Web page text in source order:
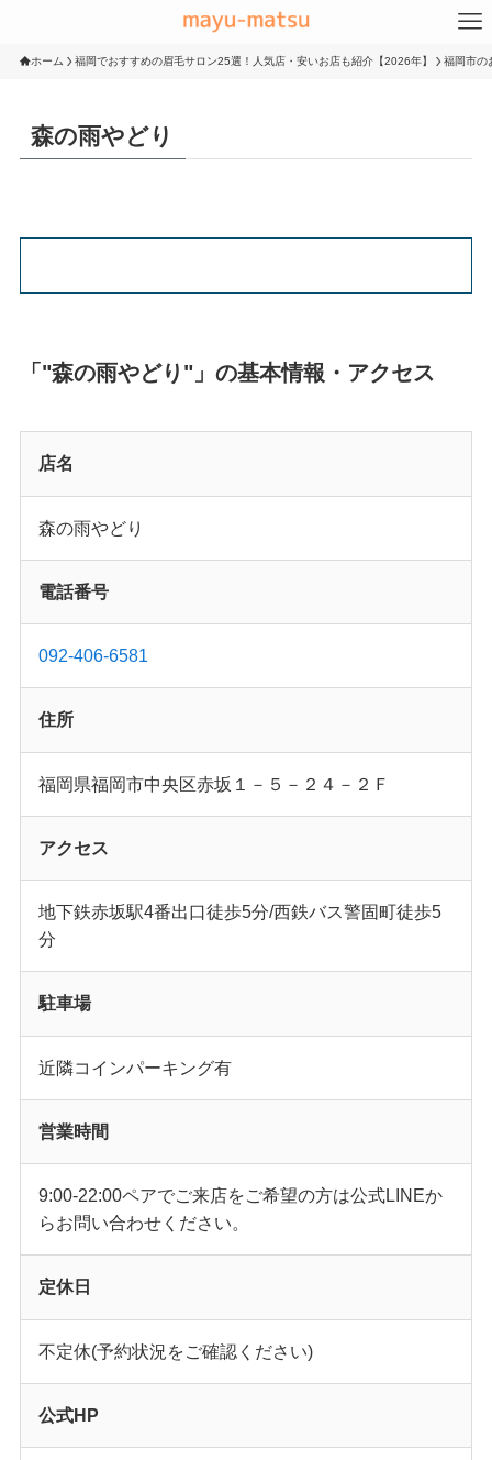
ホーム 福岡でおすすめの眉毛サロン25選！人気店・安いお店も紹介【2026年】 福岡市の
森の雨やどり
「"森の雨やどり"」の基本情報・アクセス
店名
森の雨やどり
電話番号
092-406-6581
住所
福岡県福岡市中央区赤坂１－５－２４－２Ｆ
アクセス
地下鉄赤坂駅4番出口徒歩5分/西鉄バス警固町徒歩5
分
駐車場
近隣コインパーキング有
営業時間
9:00-22:00ペアでご来店をご希望の方は公式LINEか
らお問い合わせください。
定休日
不定休(予約状況をご確認ください)
公式HP